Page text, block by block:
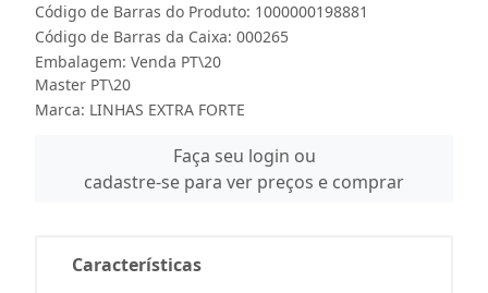
Código de Barras do Produto: 1000000198881
Código de Barras da Caixa: 000265
Embalagem: Venda PT\20
Master PT\20
Marca: LINHAS EXTRA FORTE
Faça seu login ou
cadastre-se para ver preços e comprar
Características